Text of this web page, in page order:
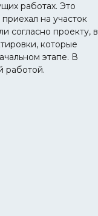
работах. Это
на участок
согласно проекту, в
которые
этапе. В
работой.